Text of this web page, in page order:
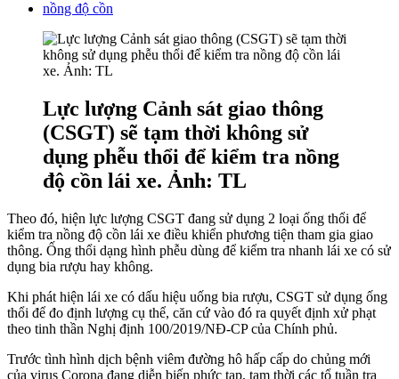
nồng độ cồn
Lực lượng Cảnh sát giao thông
(CSGT) sẽ tạm thời không sử
dụng phễu thổi để kiểm tra nồng
độ cồn lái xe. Ảnh: TL
Theo đó, hiện lực lượng CSGT đang sử dụng 2 loại ống thổi để
kiểm tra nồng độ cồn lái xe điều khiển phương tiện tham gia giao
thông. Ống thổi dạng hình phễu dùng để kiểm tra nhanh lái xe có sử
dụng bia rượu hay không.
Khi phát hiện lái xe có dấu hiệu uống bia rượu, CSGT sử dụng ống
thổi để đo định lượng cụ thể, căn cứ vào đó ra quyết định xử phạt
theo tinh thần Nghị định 100/2019/NĐ-CP của Chính phủ.
Trước tình hình dịch bệnh viêm đường hô hấp cấp do chủng mới
của virus Corona đang diễn biến phức tạp, tạm thời các tổ tuần tra